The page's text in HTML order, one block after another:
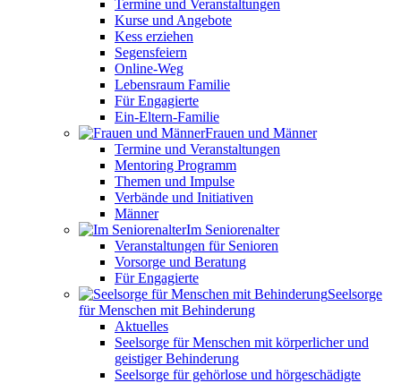
Termine und Veranstaltungen
Kurse und Angebote
Kess erziehen
Segensfeiern
Online-Weg
Lebensraum Familie
Für Engagierte
Ein-Eltern-Familie
Frauen und Männer
Termine und Veranstaltungen
Mentoring Programm
Themen und Impulse
Verbände und Initiativen
Männer
Im Seniorenalter
Veranstaltungen für Senioren
Vorsorge und Beratung
Für Engagierte
Seelsorge
für Menschen mit Behinderung
Aktuelles
Seelsorge für Menschen mit körperlicher und
geistiger Behinderung
Seelsorge für gehörlose und hörgeschädigte